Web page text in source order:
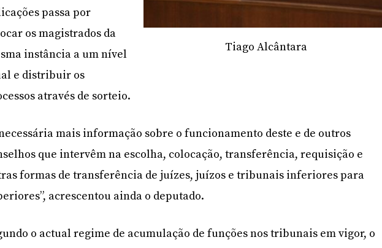
Tiago Alcântara
passa por
os magistrados da
instância a um nível
e distribuir os
através de sorteio.
mais informação sobre o funcionamento deste e de outros
que intervêm na escolha, colocação, transferência, requisição e
formas de transferência de juízes, juízos e tribunais inferiores para
acrescentou ainda o deputado.
o actual regime de acumulação de funções nos tribunais em vigor, o